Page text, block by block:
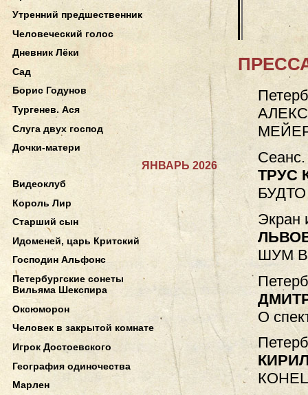
ТРУС
Экран
ШУМ
О
Утренний предшественник
Человеческий голос
Дневник Лёки
Сад
Борис Годунов
Тургенев. Ася
Слуга двух господ
Дочки-матери
ЯНВАРЬ 2026
Видеоклуб
Король Лир
Старший сын
Идоменей, царь Критский
Господин Альфонс
Петербургские сонеты
Вильяма Шекспира
Оксюморон
Человек в закрытой комнате
Игрок Достоевского
География одиночества
Марлен